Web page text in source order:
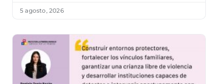
5 agosto, 2026